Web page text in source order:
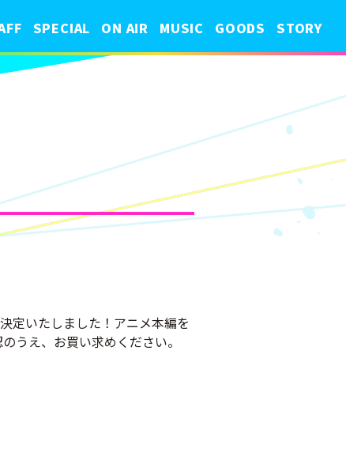
SPECIAL ON AIR MUSIC GOODS STORY
定いたしました！アニメ本編を
うえ、お買い求めください。